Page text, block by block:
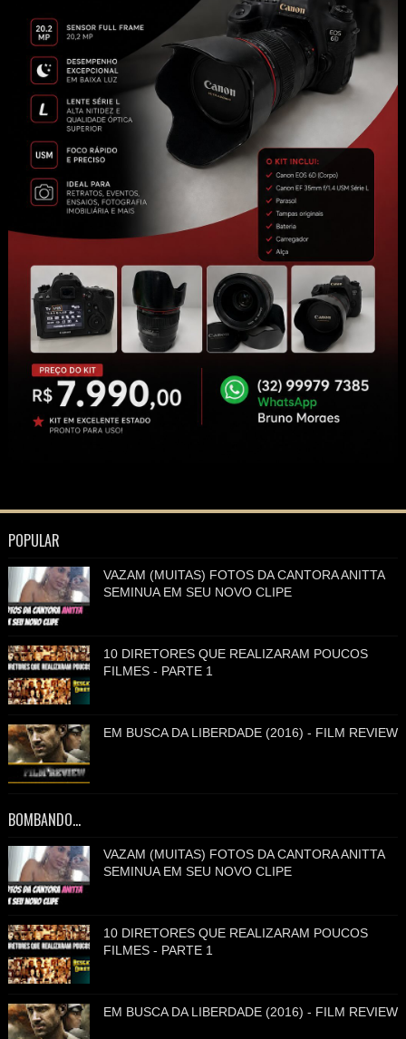
POPULAR
VAZAM (MUITAS) FOTOS DA CANTORA ANITTA
SEMINUA EM SEU NOVO CLIPE
10 DIRETORES QUE REALIZARAM POUCOS
FILMES - PARTE 1
EM BUSCA DA LIBERDADE (2016) - FILM REVIEW
BOMBANDO...
VAZAM (MUITAS) FOTOS DA CANTORA ANITTA
SEMINUA EM SEU NOVO CLIPE
10 DIRETORES QUE REALIZARAM POUCOS
FILMES - PARTE 1
EM BUSCA DA LIBERDADE (2016) - FILM REVIEW